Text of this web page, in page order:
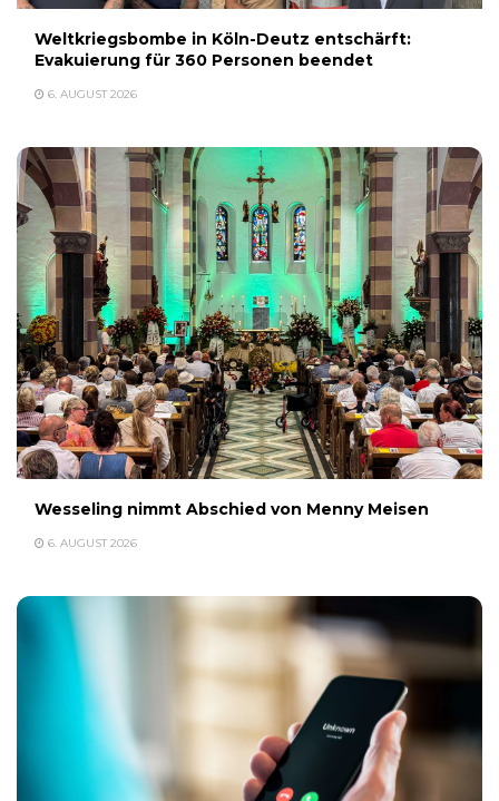
Weltkriegsbombe in Köln-Deutz entschärft:
Evakuierung für 360 Personen beendet
6. AUGUST 2026
Wesseling nimmt Abschied von Menny Meisen
6. AUGUST 2026